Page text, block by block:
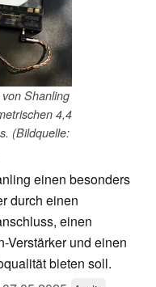
Shanling
4,4
(Bildquelle:
einen besonders
durch einen
einen
Verstärker und einen
bieten soll.